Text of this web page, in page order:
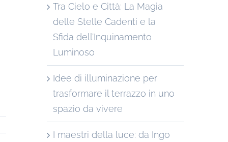
Tra Cielo e Città: La Magia
delle Stelle Cadenti e la
Sfida dell’Inquinamento
Luminoso
Idee di illuminazione per
trasformare il terrazzo in uno
spazio da vivere
I maestri della luce: da Ingo